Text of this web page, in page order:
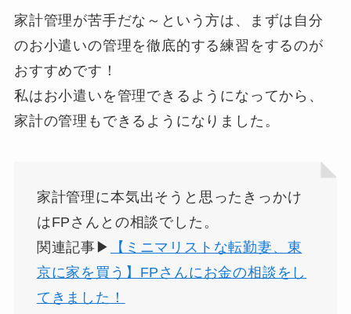
家計管理が苦手だな～という方は、まずは自分
のお小遣いの管理を徹底的する練習をするのが
おすすめです！
私はお小遣いを管理できるようになってから、
家計の管理もできるようになりました。
家計管理に本気出そうと思ったきっかけ
はFPさんとの相談でした。
関連記事▶
【ミニマリストな転勤妻、東
京に家を買う】FPさんにお金の相談をし
てきました！